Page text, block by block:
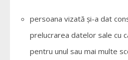
persoana vizată şi-a dat
prelucrarea datelor sale cu
pentru unul sau mai multe